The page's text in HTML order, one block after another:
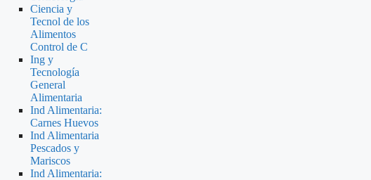
Ciencia y
Tecnol de los
Alimentos
Control de C
Ing y
Tecnología
General
Alimentaria
Ind Alimentaria:
Carnes Huevos
Ind Alimentaria
Pescados y
Mariscos
Ind Alimentaria: